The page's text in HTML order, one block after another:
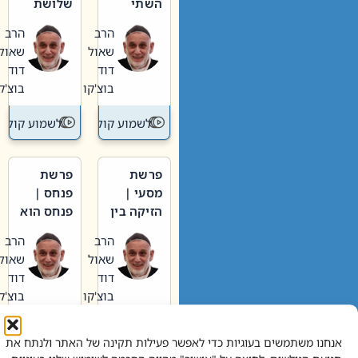
אנחנו משתמשים בעוגיות כדי לאפשר פעילות תקינה של האתר ולנתח את
וערב של
חיינו
הרב
שאול
דוד
בוצ'קו
לשמוע קול תורה – מדרש
האבות
הרב
שאול
דוד
בוצ'קו
לשמוע קול
פרשת
מסעי |
הזיקה בין
הגדול לעם הרב
שאול
דוד
בוצ'קו
לשמוע קול תורה – מדרש
פרשת
פנחס |
פנחס הוא
אליהו: בין
קנאות
הורסת
לקנאות
בונה
הרב
שאול
דוד
בוצ'קו
לשמוע קול